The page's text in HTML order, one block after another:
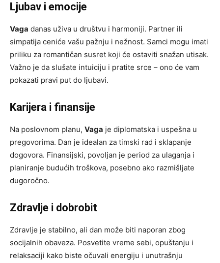
Ljubav i emocije
Vaga danas uživa u društvu i harmoniji. Partner ili
simpatija ceniće vašu pažnju i nežnost. Samci mogu imati
priliku za romantičan susret koji će ostaviti snažan utisak.
Važno je da slušate intuiciju i pratite srce – ono će vam
pokazati pravi put do ljubavi.
Karijera i finansije
Na poslovnom planu, Vaga je diplomatska i uspešna u
pregovorima. Dan je idealan za timski rad i sklapanje
dogovora. Finansijski, povoljan je period za ulaganja i
planiranje budućih troškova, posebno ako razmišljate
dugoročno.
Zdravlje i dobrobit
Zdravlje je stabilno, ali dan može biti naporan zbog
socijalnih obaveza. Posvetite vreme sebi, opuštanju i
relaksaciji kako biste očuvali energiju i unutrašnju